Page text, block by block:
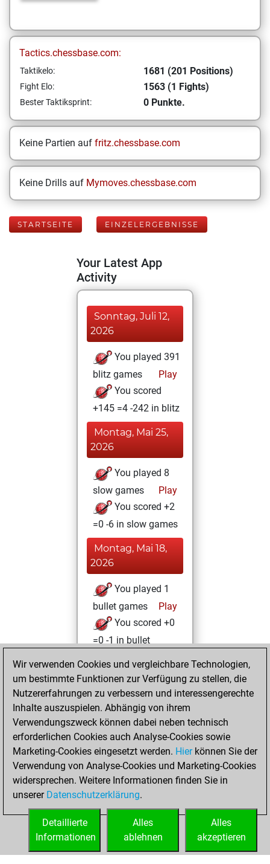
Tactics.chessbase.com:
Taktikelo: 1681 (201 Positions)
Fight Elo: 1563 (1 Fights)
Bester Taktiksprint: 0 Punkte.
Keine Partien auf fritz.chessbase.com
Keine Drills auf Mymoves.chessbase.com
STARTSEITE EINZELERGEBNISSE
Your Latest App
Activity
Sonntag, Juli 12,
2026
You played 391
blitz games
Play
You scored
+145 =4 -242 in blitz
Montag, Mai 25,
2026
You played 8
slow games
Play
You scored +2
=0 -6 in slow games
Montag, Mai 18,
2026
You played 1
bullet games
Play
You scored +0
=0 -1 in bullet
Montag, August
11, 2025
You totalled
201 tactics positions
Tactics
You
solved 84 tactics
positions
You achieved
tactics positions
Wir verwenden Cookies und vergleichbare Technologien,
um bestimmte Funktionen zur Verfügung zu stellen, die
Nutzererfahrungen zu verbessern und interessengerechte
Inhalte auszuspielen. Abhängig von ihrem
Verwendungszweck können dabei neben technisch
erforderlichen Cookies auch Analyse-Cookies sowie
Marketing-Cookies eingesetzt werden. Hierkönnen Sie der
Verwendung von Analyse-Cookies und Marketing-Cookies
widersprechen. Weitere Informationen finden Sie in
unserer Datenschutzerklärung.
Alles
akzeptieren
Alles
ablehnen
Detaillierte
Informationen